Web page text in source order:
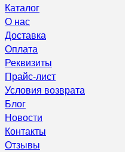
Каталог
О нас
Доставка
Оплата
Реквизиты
Прайс-лист
Условия возврата
Блог
Новости
Контакты
Отзывы